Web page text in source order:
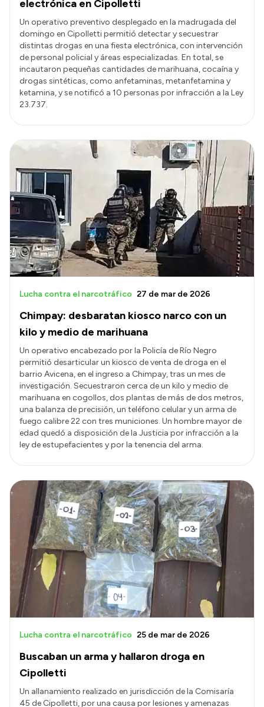
electrónica en Cipolletti
Un operativo preventivo desplegado en la madrugada del
domingo en Cipolletti permitió detectar y secuestrar
distintas drogas en una fiesta electrónica, con intervención
de personal policial y áreas especializadas. En total, se
incautaron pequeñas cantidades de marihuana, cocaína y
drogas sintéticas, como anfetaminas, metanfetamina y
ketamina, y se notificó a 10 personas por infracción a la Ley
23.737.
Chimpay: desbaratan kiosco narco con un
kilo y medio de marihuana
Lucha contra el narcotráfico 27 de mar de 2026
Un operativo encabezado por la Policía de Río Negro
permitió desarticular un kiosco de venta de droga en el
barrio Avicena, en el ingreso a Chimpay, tras un mes de
investigación. Secuestraron cerca de un kilo y medio de
marihuana en cogollos, dos plantas de más de dos metros,
una balanza de precisión, un teléfono celular y un arma de
fuego calibre 22 con tres municiones. Un hombre mayor de
edad quedó a disposición de la Justicia por infracción a la
ley de estupefacientes y por la tenencia del arma.
Buscaban un arma y hallaron droga en
Cipolletti
Lucha contra el narcotráfico 25 de mar de 2026
Un allanamiento realizado en jurisdicción de la Comisaría
45 de Cipolletti, por una causa por lesiones y amenazas